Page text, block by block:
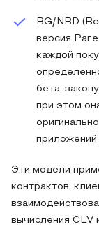
BG/NBD
версия
каждой
при этом
приложений
Эти модели
контрактов:
вычисления CLV